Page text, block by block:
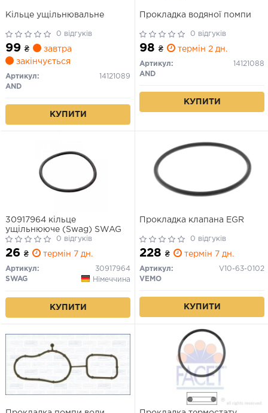
Кільце ущільнювальне
0 відгуків
99 ₴
завтра
закінчується
Артикул:
14121089
AND
КУПИТИ
Прокладка водяної помпи
0 відгуків
98 ₴ термін 2 дн.
Артикул:
14121088
AND
КУПИТИ
30917964 кільце
ущільнююче (Swag) SWAG
0 відгуків
26 ₴ термін 7 дн.
Артикул:
30917964
SWAG
Німеччина
КУПИТИ
Прокладка клапана EGR
0 відгуків
228 ₴ термін 7 дн.
Артикул:
V10-63-0102
VEMO
КУПИТИ